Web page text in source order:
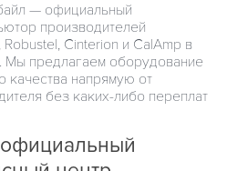
— официальный
производителей
Robustel, Cinterion и CalAmp в
Мы предлагаем оборудование
качества напрямую от
без каких-либо переплат